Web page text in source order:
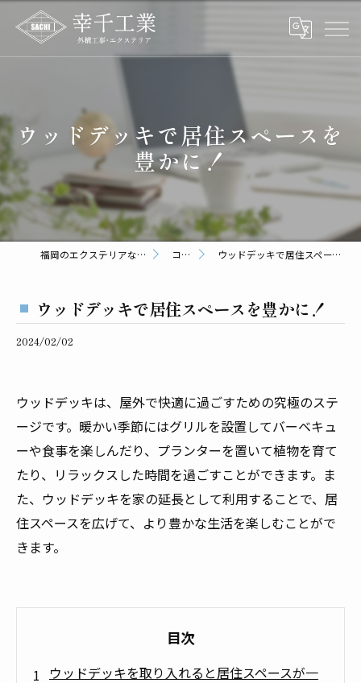
ウッドデッキで居住スペースを
豊かに！
福岡のエクステリアなら幸千工業 コラム ウッドデッキで居住スペースを豊かに！
ウッドデッキで居住スペースを豊かに！
2024/02/02
ウッドデッキは、屋外で快適に過ごすための究極のステ
ージです。暖かい季節にはグリルを設置してバーベキュ
ーや食事を楽しんだり、プランターを置いて植物を育て
たり、リラックスした時間を過ごすことができます。ま
た、ウッドデッキを家の延長として利用することで、居
住スペースを広げて、より豊かな生活を楽しむことがで
きます。
目次
ウッドデッキを取り入れると居住スペースが一